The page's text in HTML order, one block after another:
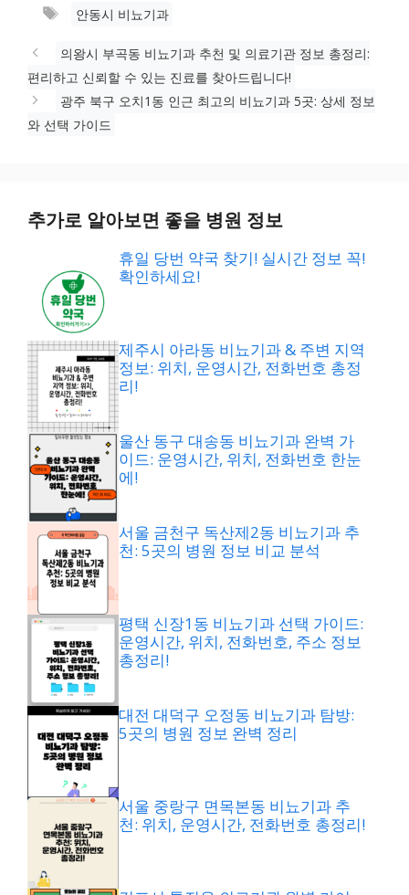
고
태
안동시 비뇨기과
의왕시 부곡동 비뇨기과 추천 및 의료기관 정보 총정리:
편리하고 신뢰할 수 있는 진료를 찾아드립니다!
광주 북구 오치1동 인근 최고의 비뇨기과 5곳: 상세 정보
와 선택 가이드
추가로 알아보면 좋을 병원 정보
휴일 당번 약국 찾기! 실시간 정보 꼭!
확인하세요!
제주시 아라동 비뇨기과 & 주변 지역
정보: 위치, 운영시간, 전화번호 총정
리!
울산 동구 대송동 비뇨기과 완벽 가
이드: 운영시간, 위치, 전화번호 한눈
에!
서울 금천구 독산제2동 비뇨기과 추
천: 5곳의 병원 정보 비교 분석
평택 신장1동 비뇨기과 선택 가이드:
운영시간, 위치, 전화번호, 주소 정보
총정리!
대전 대덕구 오정동 비뇨기과 탐방:
5곳의 병원 정보 완벽 정리
서울 중랑구 면목본동 비뇨기과 추
천: 위치, 운영시간, 전화번호 총정리!